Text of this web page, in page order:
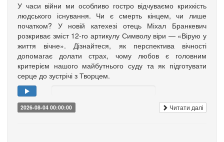
У часи війни ми особливо гостро відчуваємо крихкість
людського існування. Чи є смерть кінцем, чи лише
початком? У новій катехезі отець Міхал Бранкевич
розкриває зміст 12-го артикулу Символу віри — «Вірую у
життя вічне». Дізнайтеся, як перспектива вічності
допомагає долати страх, чому любов є головним
критерієм нашого майбутнього суду та як підготувати
серце до зустрічі з Творцем.
2026-08-04 00:00:00 Читати далі